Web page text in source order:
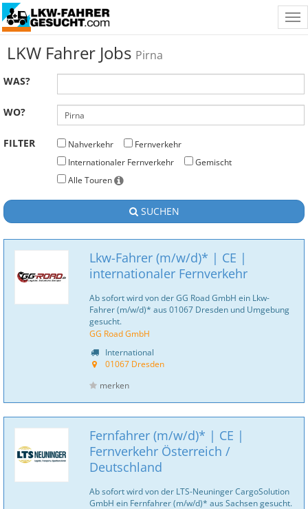
LKW Fahrer Jobs Pirna
WAS?
WO?
FILTER Nahverkehr
Fernverkehr
Internationaler Fernverkehr
Gemischt
Alle Touren
SUCHEN
Lkw-Fahrer (m/w/d)* | CE |
internationaler Fernverkehr
Ab sofort wird von der GG Road GmbH ein Lkw-
Fahrer (m/w/d)* aus 01067 Dresden und Umgebung
gesucht.
GG Road GmbH
International
01067 Dresden
merken
Fernfahrer (m/w/d)* | CE |
Fernverkehr Österreich /
Deutschland
Ab sofort wird von der LTS-Neuninger CargoSolution
GmbH ein Fernfahrer (m/w/d)* aus Sachsen gesucht.